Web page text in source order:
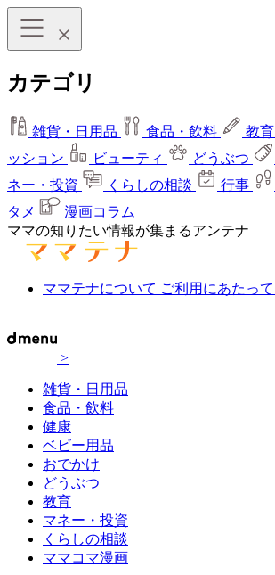
カテゴリ
雑貨・日用品 食品・飲料 教育
ッション
ビューティ どうぶつ
ネー・投資
くらしの相談 行事
タメ
漫画コラム
ママの知りたい情報が集まるアンテナ
ママテナについて ご利用にあたって
>
雑貨・日用品
食品・飲料
健康
ベビー用品
おでかけ
どうぶつ
教育
マネー・投資
くらしの相談
ママコマ漫画